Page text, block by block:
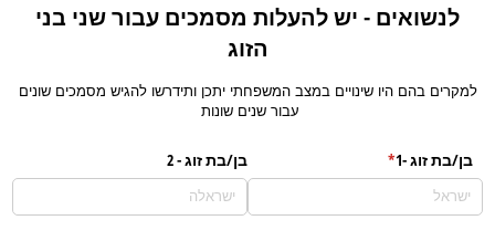
לנשואים - יש להעלות מסמכים עבור שני בני
הזוג
למקרים בהם היו שינויים במצב המשפחתי יתכן ותידרשו להגיש מסמכים שונים
עבור שנים שונות
בן/​בת זוג -1 *
(required) בן/​בת זוג - 2